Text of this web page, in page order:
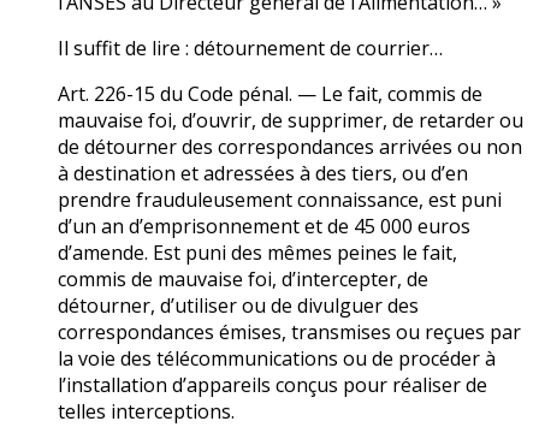
Il suffit de lire : détournement de courrier…
Art. 226-15 du Code pénal. — Le fait, commis de
mauvaise foi, d’ouvrir, de supprimer, de retarder ou
de détourner des correspondances arrivées ou non
à destination et adressées à des tiers, ou d’en
prendre frauduleusement connaissance, est puni
d’un an d’emprisonnement et de 45 000 euros
d’amende. Est puni des mêmes peines le fait,
commis de mauvaise foi, d’intercepter, de
détourner, d’utiliser ou de divulguer des
correspondances émises, transmises ou reçues par
la voie des télécommunications ou de procéder à
l’installation d’appareils conçus pour réaliser de
telles interceptions.